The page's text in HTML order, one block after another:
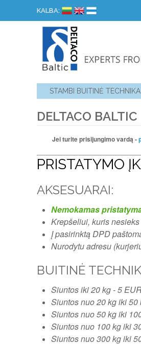
KALBA:
STAMBI BUITINĖ TECHNIKA
DELTACO BALTIC
Jei turite prisijungimo vardą -
PRISTATYMO
AKSESUARAI:
Nemokamas
Krepšeliui, kuris
Į pasirinktą DPD
Nurodytu adresu
BUITINĖ
Siuntos iki 20 kg - 5
Siuntos nuo 20 kg iki
Siuntos nuo 50 kg iki
Siuntos nuo 100 kg iki
Siuntos nuo 300 kg iki